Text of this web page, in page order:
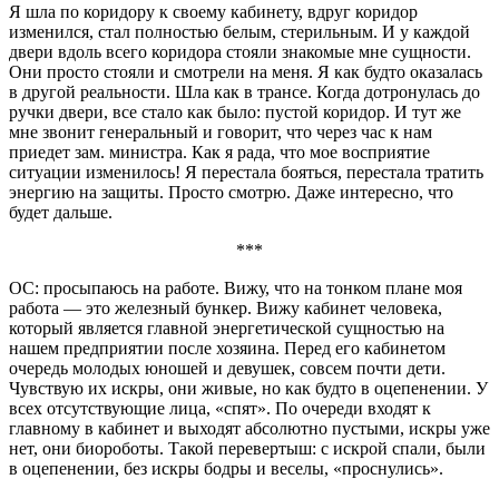
Я шла по коридору к своему кабинету, вдруг коридор
изменился, стал полностью белым, стерильным. И у каждой
двери вдоль всего коридора стояли знакомые мне сущности.
Они просто стояли и смотрели на меня. Я как будто оказалась
в другой реальности. Шла как в трансе. Когда дотронулась до
ручки двери, все стало как было: пустой коридор. И тут же
мне звонит генеральный и говорит, что через час к нам
приедет зам. министра. Как я рада, что мое восприятие
ситуации изменилось! Я перестала бояться, перестала тратить
энергию на защиты. Просто смотрю. Даже интересно, что
будет дальше.
***
ОС: просыпаюсь на работе. Вижу, что на тонком плане моя
работа — это железный бункер. Вижу кабинет человека,
который является главной энергетической сущностью на
нашем предприятии после хозяина. Перед его кабинетом
очередь молодых юношей и девушек, совсем почти дети.
Чувствую их искры, они живые, но как будто в оцепенении. У
всех отсутствующие лица, «спят». По очереди входят к
главному в кабинет и выходят абсолютно пустыми, искры уже
нет, они биороботы. Такой перевертыш: с искрой спали, были
в оцепенении, без искры бодры и веселы, «проснулись».